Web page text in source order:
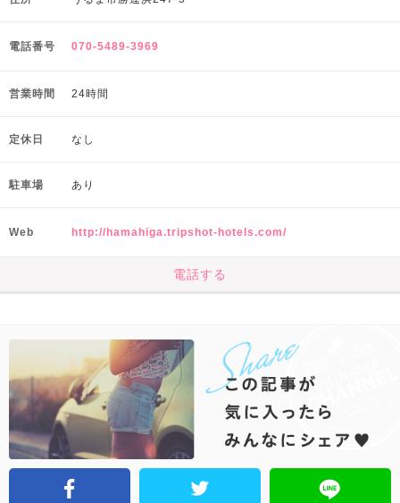
電話番号 070-5489-3969
営業時間 24時間
定休日 なし
駐車場 あり
Web http://hamahiga.tripshot-hotels.com/
電話する